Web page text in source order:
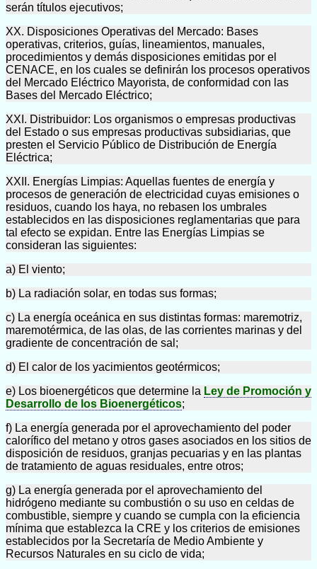
serán títulos ejecutivos;
XX. Disposiciones Operativas del Mercado: Bases
operativas, criterios, guías, lineamientos, manuales,
procedimientos y demás disposiciones emitidas por el
CENACE, en los cuales se definirán los procesos operativos
del Mercado Eléctrico Mayorista, de conformidad con las
Bases del Mercado Eléctrico;
XXI. Distribuidor: Los organismos o empresas productivas
del Estado o sus empresas productivas subsidiarias, que
presten el Servicio Público de Distribución de Energía
Eléctrica;
XXII. Energías Limpias: Aquellas fuentes de energía y
procesos de generación de electricidad cuyas emisiones o
residuos, cuando los haya, no rebasen los umbrales
establecidos en las disposiciones reglamentarias que para
tal efecto se expidan. Entre las Energías Limpias se
consideran las siguientes:
a) El viento;
b) La radiación solar, en todas sus formas;
c) La energía oceánica en sus distintas formas: maremotriz,
maremotérmica, de las olas, de las corrientes marinas y del
gradiente de concentración de sal;
d) El calor de los yacimientos geotérmicos;
e) Los bioenergéticos que determine la Ley de Promoción y
Desarrollo de los Bioenergéticos;
f) La energía generada por el aprovechamiento del poder
calorífico del metano y otros gases asociados en los sitios de
disposición de residuos, granjas pecuarias y en las plantas
de tratamiento de aguas residuales, entre otros;
g) La energía generada por el aprovechamiento del
hidrógeno mediante su combustión o su uso en celdas de
combustible, siempre y cuando se cumpla con la eficiencia
mínima que establezca la CRE y los criterios de emisiones
establecidos por la Secretaría de Medio Ambiente y
Recursos Naturales en su ciclo de vida;